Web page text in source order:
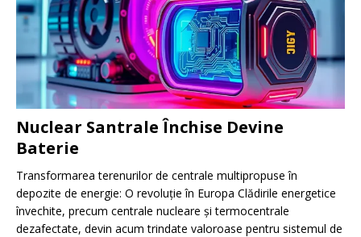
Nuclear Santrale Închise Devine
Baterie
Transformarea terenurilor de centrale multipropuse în
depozite de energie: O revoluție în Europa Clădirile energetice
învechite, precum centrale nucleare și termocentrale
dezafectate, devin acum trindate valoroase pentru sistemul de